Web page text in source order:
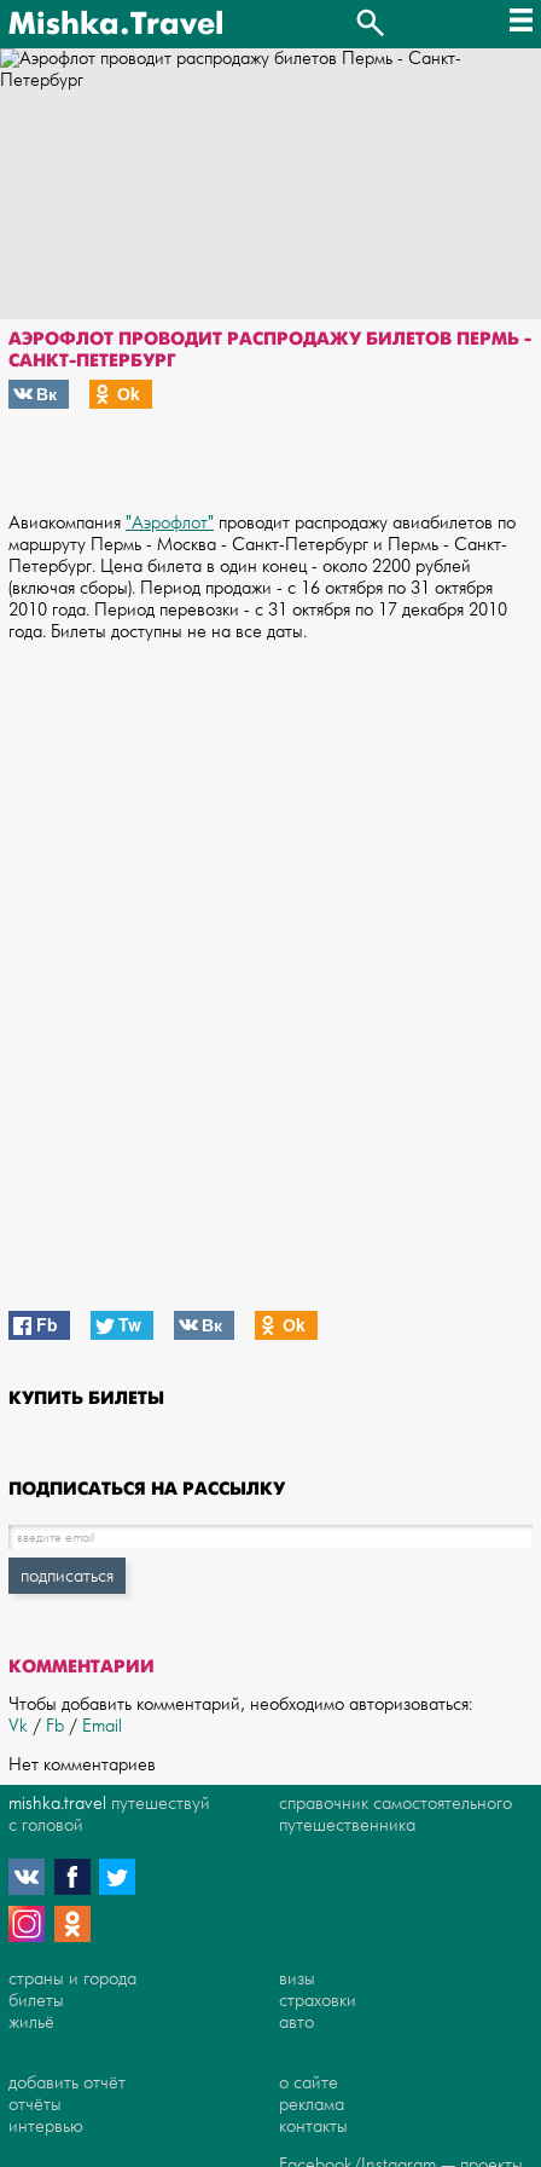
Mishka.Travel
АЭРОФЛОТ ПРОВОДИТ РАСПРОДАЖУ БИЛЕТОВ ПЕРМЬ -
САНКТ-ПЕТЕРБУРГ
Вк
Оk
Авиакомпания "Аэрофлот" проводит распродажу авиабилетов по
маршруту Пермь - Москва - Санкт-Петербург и Пермь - Санкт-
Петербург. Цена билета в один конец - около 2200 рублей
(включая сборы). Период продажи - с 16 октября по 31 октября
2010 года. Период перевозки - с 31 октября по 17 декабря 2010
года. Билеты доступны не на все даты.
Fb Tw Вк Оk
КУПИТЬ БИЛЕТЫ
ПОДПИСАТЬСЯ НА РАССЫЛКУ
КОММЕНТАРИИ
Чтобы добавить комментарий, необходимо авторизоваться:
Vk / Fb / Email
Нет комментариев
mishka.travel путешествуй
с головой
справочник самостоятельного
путешественника
страны и города
билеты
жильё
визы
страховки
авто
добавить отчёт
отчёты
интервью
о сайте
реклама
контакты